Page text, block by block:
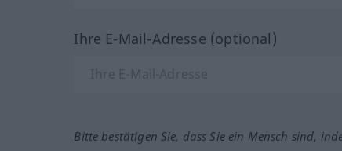
Ihre E-Mail-Adresse (optional)
Bitte bestätigen Sie, dass Sie ein Mensch sind,